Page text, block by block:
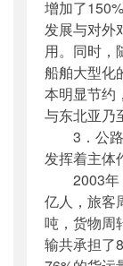
增加了
发展与对外
用。同时，
船舶大型化
本明显节约
与东北亚乃
3．公路
发挥着主体
2003年
亿人，旅客
吨，货物周
输共承担了